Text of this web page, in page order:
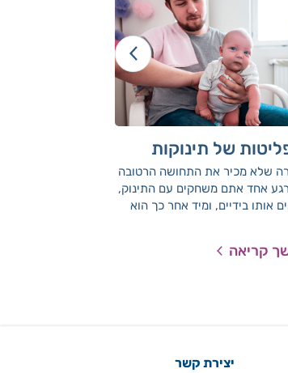
של תינוקות
שלא מכיר את התחושה הרטובה
אחד אתם משחקים עם התינוק,
אותו בידיים, ומיד אחר כך הוא
קריאה
יצירת קשר